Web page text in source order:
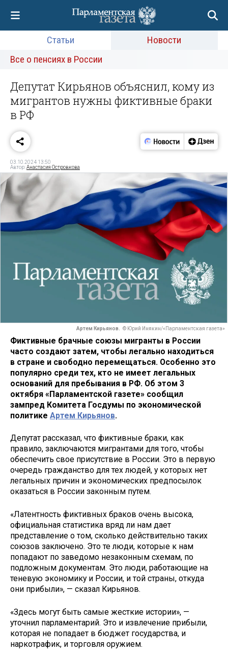
Статьи
Новости
Все о пенсиях в России
Депутат Кирьянов объяснил, кому из
мигрантов нужны фиктивные браки
в РФ
03.10.2024 13:50
Автор:Анастасия Островкова
Артем Кирьянов. © Юрий Инякин/«Парламентская газета»
Фиктивные брачные союзы мигранты в России
часто создают затем, чтобы легально находиться
в стране и свободно перемещаться. Особенно это
популярно среди тех, кто не имеет легальных
оснований для пребывания в РФ. Об этом 3
октября «Парламентской газете» сообщил
зампред Комитета Госдумы по экономической
политике Артем Кирьянов.
Депутат рассказал, что фиктивные браки, как
правило, заключаются мигрантами для того, чтобы
обеспечить свое присутствие в России. Это в первую
очередь гражданство для тех людей, у которых нет
легальных причин и экономических предпосылок
оказаться в России законным путем.
«Латентность фиктивных браков очень высока,
официальная статистика вряд ли нам дает
представление о том, сколько действительно таких
союзов заключено. Это те люди, которые к нам
попадают по заведомо незаконным схемам, по
подложным документам. Это люди, работающие на
теневую экономику и России, и той страны, откуда
они прибыли», — сказал Кирьянов.
«Здесь могут быть самые жесткие истории», —
уточнил парламентарий. Это и извлечение прибыли,
которая не попадает в бюджет государства, и
наркотрафик, и торговля оружием.